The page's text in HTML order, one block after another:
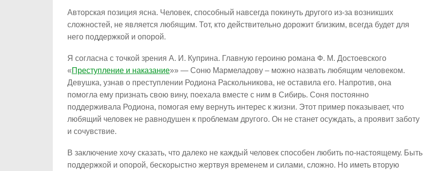
Авторская позиция ясна. Человек, способный навсегда покинуть другого из-за возникших
сложностей, не является любящим. Тот, кто действительно дорожит близким, всегда будет для
него поддержкой и опорой.
Я согласна с точкой зрения А. И. Куприна. Главную героиню романа Ф. М. Достоевского
«Преступление и наказание»» — Соню Мармеладову – можно назвать любящим человеком.
Девушка, узнав о преступлении Родиона Раскольникова, не оставила его. Напротив, она
помогла ему признать свою вину, поехала вместе с ним в Сибирь. Соня постоянно
поддерживала Родиона, помогая ему вернуть интерес к жизни. Этот пример показывает, что
любящий человек не равнодушен к проблемам другого. Он не станет осуждать, а проявит заботу
и сочувствие.
В заключение хочу сказать, что далеко не каждый человек способен любить по-настоящему. Быть
поддержкой и опорой, бескорыстно жертвуя временем и силами, сложно. Но иметь вторую